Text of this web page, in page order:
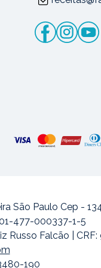
São Paulo Cep -
477-000337-1-5
Russo Falcão | CRF:
190